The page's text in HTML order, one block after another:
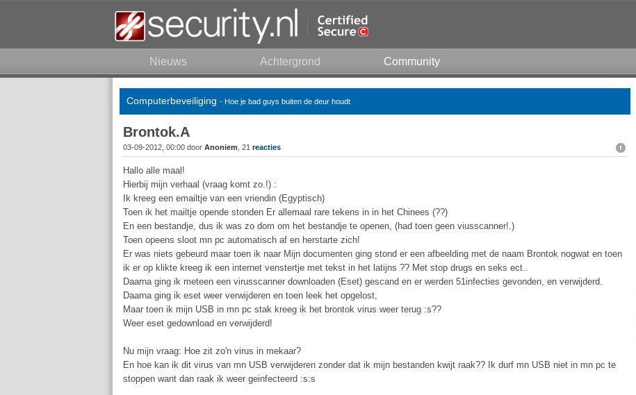
Nieuws Achtergrond Community
Computerbeveiliging - Hoe je bad guys buiten de deur houdt
Brontok.A
03-09-2012, 00:00 door Anoniem , 21 reacties
Hallo alle maal!
Hierbij mijn verhaal (vraag komt zo.!) :
Ik kreeg een emailtje van een vriendin (Egyptisch)
Toen ik het mailtje opende stonden Er allemaal rare tekens in in het Chinees (??)
En een bestandje, dus ik was zo dom om het bestandje te openen, (had toen geen viusscanner!.)
Toen opeens sloot mn pc automatisch af en herstarte zich!
Er was niets gebeurd maar toen ik naar Mijn documenten ging stond er een afbeelding met de naam Brontok nogwat en toen
ik er op klikte kreeg ik een internet venstertje met tekst in het latijns ?? Met stop drugs en seks ect..
Daarna ging ik meteen een virusscanner downloaden (Eset) gescand en er werden 51infecties gevonden, en verwijderd.
Daarna ging ik eset weer verwijderen en toen leek het opgelost,
Maar toen ik mijn USB in mn pc stak kreeg ik het brontok virus weer terug :s??
Weer eset gedownload en verwijderd!
Nu mijn vraag: Hoe zit zo'n virus in mekaar?
En hoe kan ik dit virus van mn USB verwijderen zonder dat ik mijn bestanden kwijt raak?? Ik durf mn USB niet in mn pc te
stoppen want dan raak ik weer geinfecteerd :s:s